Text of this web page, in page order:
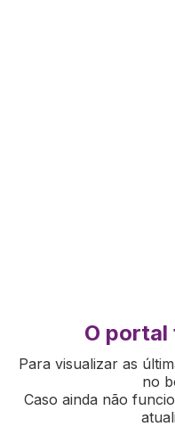
O portal
Para visualizar as
no
Caso ainda não